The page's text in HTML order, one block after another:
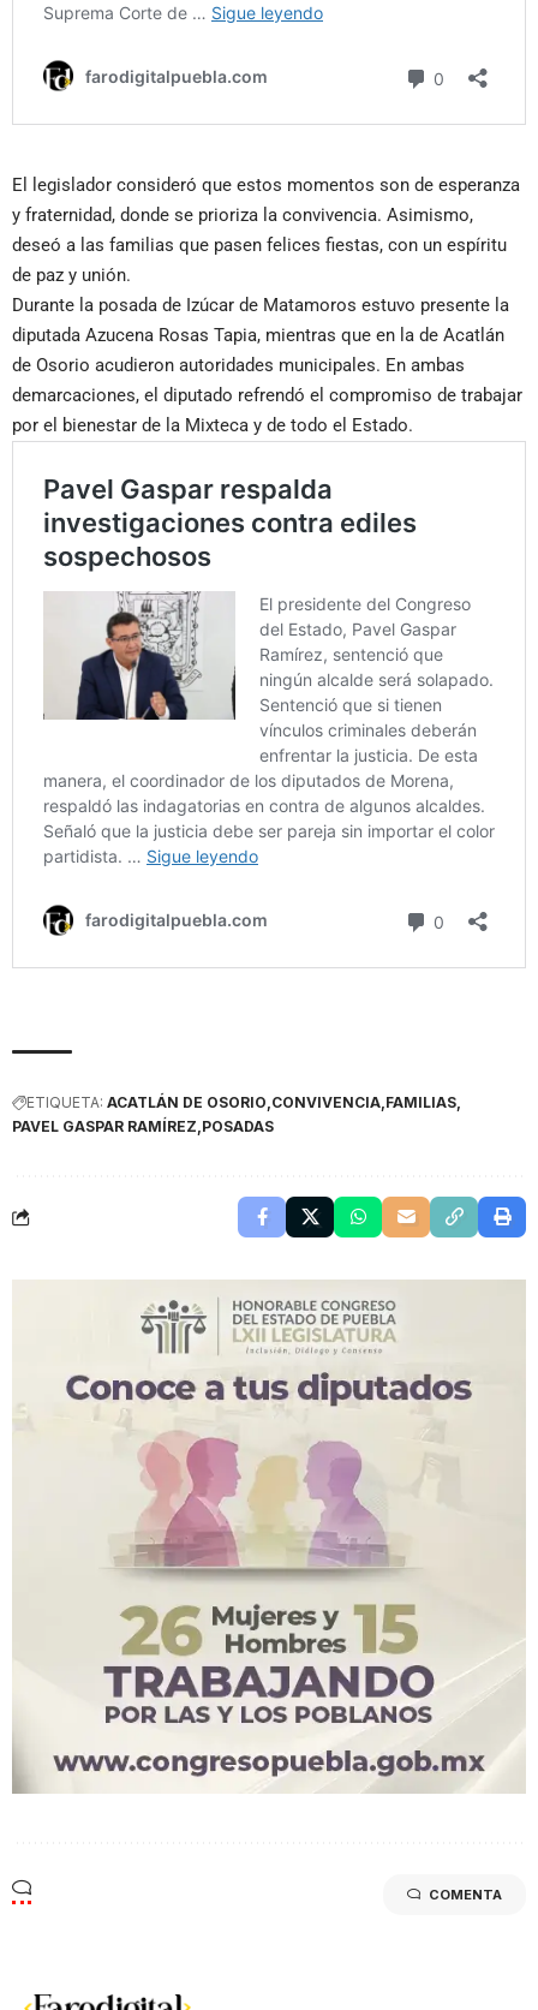
El legislador consideró que estos momentos son de esperanza
y fraternidad, donde se prioriza la convivencia. Asimismo,
deseó a las familias que pasen felices fiestas, con un espíritu
de paz y unión.
Durante la posada de Izúcar de Matamoros estuvo presente la
diputada Azucena Rosas Tapia, mientras que en la de Acatlán
de Osorio acudieron autoridades municipales. En ambas
demarcaciones, el diputado refrendó el compromiso de trabajar
por el bienestar de la Mixteca y de todo el Estado.
ETIQUETA: ACATLÁN DE OSORIO CONVIVENCIA FAMILIAS
PAVEL GASPAR RAMÍREZ POSADAS
COMENTA